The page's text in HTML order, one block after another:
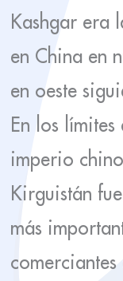
Kashgar era
en China en
en oeste
En los
imperio
Kirguistán
más